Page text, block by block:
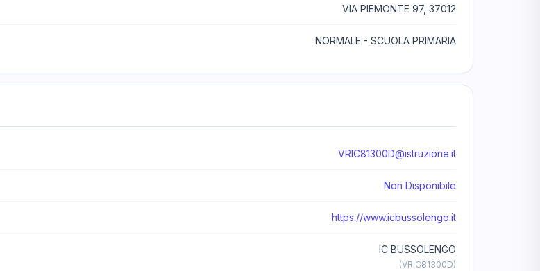
VIA PIEMONTE 97, 37012
NORMALE - SCUOLA PRIMARIA
VRIC81300D@istruzione.it
Non Disponibile
https://www.icbussolengo.it
IC BUSSOLENGO
(VRIC81300D)